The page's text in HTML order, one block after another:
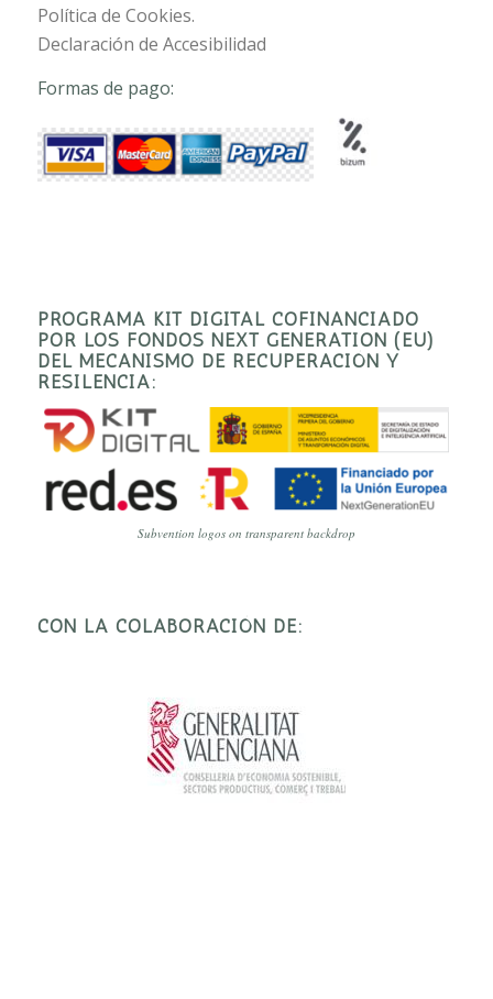
Política de Cookies.
Declaración de Accesibilidad
Formas de pago:
PROGRAMA KIT DIGITAL COFINANCIADO
POR LOS FONDOS NEXT GENERATION (EU)
DEL MECANISMO DE RECUPERACIÓN Y
RESILENCIA:
Subvention logos on transparent backdrop
CON LA COLABORACIÓN DE: